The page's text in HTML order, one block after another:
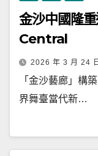
金沙中國隆
Central
2026 年 3 月 24
「金沙藝廊」構
界舞臺當代新…